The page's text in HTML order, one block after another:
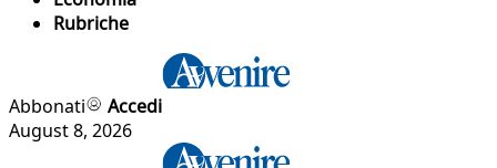
Rubriche
Abbonati
Accedi
August 8, 2026